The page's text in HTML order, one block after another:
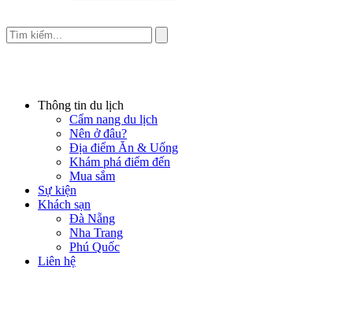
Thông tin du lịch
Cẩm nang du lịch
Nên ở đâu?
Địa điểm Ăn & Uống
Khám phá điểm đến
Mua sắm
Sự kiện
Khách sạn
Đà Nẵng
Nha Trang
Phú Quốc
Liên hệ